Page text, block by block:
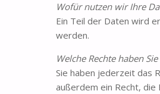
Wofür nutzen wir Ihre
Ein Teil der Daten wird
werden.
Welche Rechte haben
Sie haben jederzeit das
außerdem ein Recht,